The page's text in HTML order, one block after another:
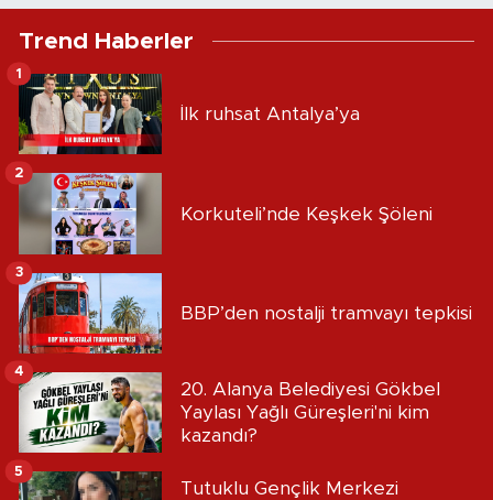
Trend Haberler
İlk ruhsat Antalya’ya
1
Korkuteli’nde Keşkek Şöleni
2
BBP’den nostalji tramvayı tepkisi
3
20. Alanya Belediyesi Gökbel
Yaylası Yağlı Güreşleri'ni kim
kazandı?
4
Tutuklu Gençlik Merkezi
5